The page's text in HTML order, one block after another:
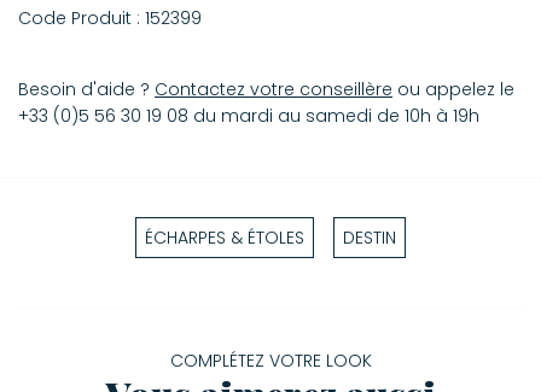
Code Produit : 152399
Besoin d'aide ? Contactez votre conseillère ou appelez le
+33 (0)5 56 30 19 08 du mardi au samedi de 10h à 19h
ÉCHARPES & ÉTOLES DESTIN
COMPLÉTEZ VOTRE LOOK